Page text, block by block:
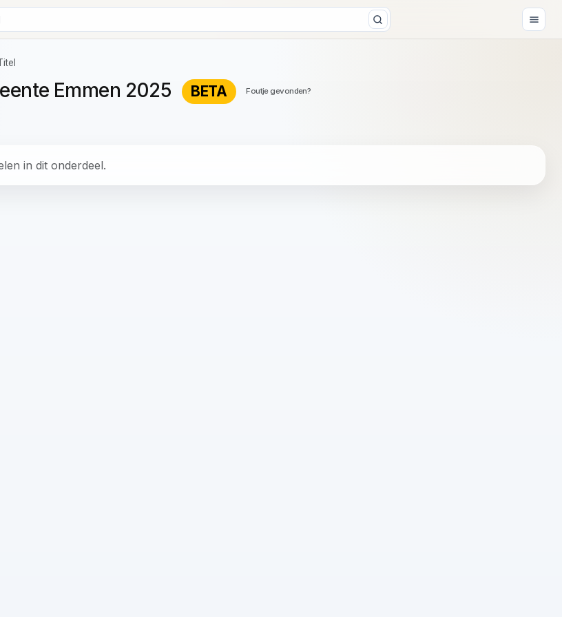
Emmen 2025 BETA Foutje gevonden?
in dit onderdeel.